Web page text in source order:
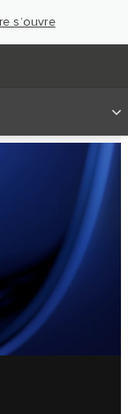
s’ouvre